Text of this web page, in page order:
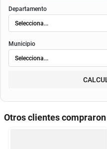
Departamento
Municipio
Otros clientes compraron